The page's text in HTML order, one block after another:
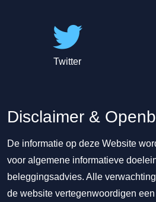
Twitter
Disclaimer &
De informatie op deze Website
voor algemene informatieve
beleggingsadvies. Alle
de website vertegenwoordigen